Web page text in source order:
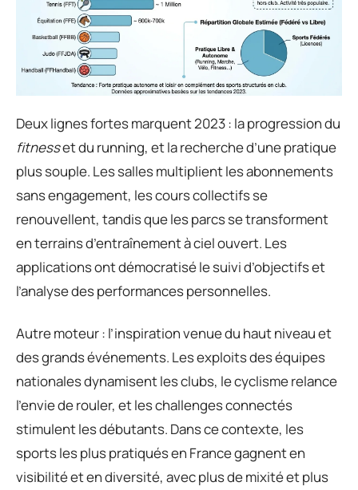
Deux lignes fortes marquent 2023 : la progression du
fitnesset du running, et la recherche d’une pratique
plus souple. Les salles multiplient les abonnements
sans engagement, les cours collectifs se
renouvellent, tandis que les parcs se transforment
en terrains d’entraînement à ciel ouvert. Les
applications ont démocratisé le suivi d’objectifs et
l’analyse des performances personnelles.
Autre moteur : l’inspiration venue du haut niveau et
des grands événements. Les exploits des équipes
nationales dynamisent les clubs, le cyclisme relance
l’envie de rouler, et les challenges connectés
stimulent les débutants. Dans ce contexte, les
sports les plus pratiqués en France gagnent en
visibilité et en diversité, avec plus de mixité et plus